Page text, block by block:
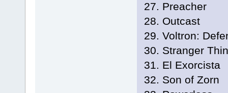
27. Preacher
28. Outcast
29. Voltron:
30. Stranger
31. El Exorcista
32. Son of Zorn